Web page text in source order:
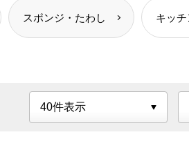
スポンジ・たわし キッ